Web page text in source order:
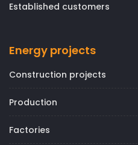
Established customers
Energy projects
Construction projects
Production
Factories